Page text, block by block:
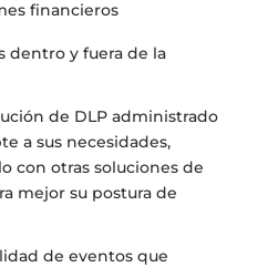
financieros
dentro y fuera de la
de DLP administrado
a sus necesidades,
con otras soluciones de
mejor su postura de
de eventos que